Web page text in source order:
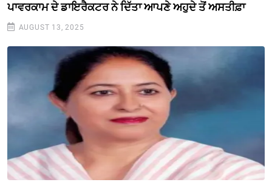
ਪਾਵਰਕਾਮ ਦੇ ਡਾਇਰੈਕਟਰ ਨੇ ਦਿੱਤਾ ਆਪਣੇ ਅਹੁਦੇ ਤੋਂ ਅਸਤੀਫ਼ਾ
AUGUST 13, 2025